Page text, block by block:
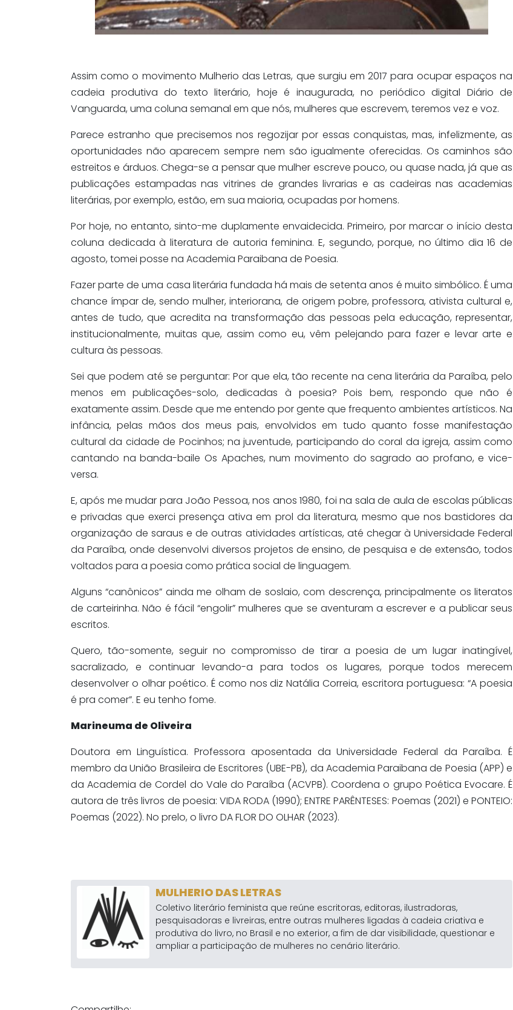
Assim como o movimento Mulherio das Letras, que surgiu em 2017 para ocupar espaços na
cadeia produtiva do texto literário, hoje é inaugurada, no periódico digital Diário de
Vanguarda, uma coluna semanal em que nós, mulheres que escrevem, teremos vez e voz.
Parece estranho que precisemos nos regozijar por essas conquistas, mas, infelizmente, as
oportunidades não aparecem sempre nem são igualmente oferecidas. Os caminhos são
estreitos e árduos. Chega-se a pensar que mulher escreve pouco, ou quase nada, já que as
publicações estampadas nas vitrines de grandes livrarias e as cadeiras nas academias
literárias, por exemplo, estão, em sua maioria, ocupadas por homens.
Por hoje, no entanto, sinto-me duplamente envaidecida. Primeiro, por marcar o início desta
coluna dedicada à literatura de autoria feminina. E, segundo, porque, no último dia 16 de
agosto, tomei posse na Academia Paraibana de Poesia.
Fazer parte de uma casa literária fundada há mais de setenta anos é muito simbólico. É uma
chance ímpar de, sendo mulher, interiorana, de origem pobre, professora, ativista cultural e,
antes de tudo, que acredita na transformação das pessoas pela educação, representar,
institucionalmente, muitas que, assim como eu, vêm pelejando para fazer e levar arte e
cultura às pessoas.
Sei que podem até se perguntar: Por que ela, tão recente na cena literária da Paraíba, pelo
menos em publicações-solo, dedicadas à poesia? Pois bem, respondo que não é
exatamente assim. Desde que me entendo por gente que frequento ambientes artísticos. Na
infância, pelas mãos dos meus pais, envolvidos em tudo quanto fosse manifestação
cultural da cidade de Pocinhos; na juventude, participando do coral da igreja, assim como
cantando na banda-baile Os Apaches, num movimento do sagrado ao profano, e vice-
versa.
E, após me mudar para João Pessoa, nos anos 1980, foi na sala de aula de escolas públicas
e privadas que exerci presença ativa em prol da literatura, mesmo que nos bastidores da
organização de saraus e de outras atividades artísticas, até chegar à Universidade Federal
da Paraíba, onde desenvolvi diversos projetos de ensino, de pesquisa e de extensão, todos
voltados para a poesia como prática social de linguagem.
Alguns “canônicos” ainda me olham de soslaio, com descrença, principalmente os literatos
de carteirinha. Não é fácil “engolir” mulheres que se aventuram a escrever e a publicar seus
escritos.
Quero, tão-somente, seguir no compromisso de tirar a poesia de um lugar inatingível,
sacralizado, e continuar levando-a para todos os lugares, porque todos merecem
desenvolver o olhar poético. É como nos diz Natália Correia, escritora portuguesa: “A poesia
é pra comer”. E eu tenho fome.
Marineuma de Oliveira
Doutora em Linguística. Professora aposentada da Universidade Federal da Paraíba. É
membro da União Brasileira de Escritores (UBE-PB), da Academia Paraibana de Poesia (APP) e
da Academia de Cordel do Vale do Paraíba (ACVPB). Coordena o grupo Poética Evocare. É
autora de três livros de poesia: VIDA RODA (1990); ENTRE PARÊNTESES: Poemas (2021) e PONTEIO:
Poemas (2022). No prelo, o livro DA FLOR DO OLHAR (2023).
MULHERIO DAS LETRAS
Coletivo literário feminista que reúne escritoras, editoras, ilustradoras,
pesquisadoras e livreiras, entre outras mulheres ligadas à cadeia criativa e
produtiva do livro, no Brasil e no exterior, a fim de dar visibilidade, questionar e
ampliar a participação de mulheres no cenário literário.